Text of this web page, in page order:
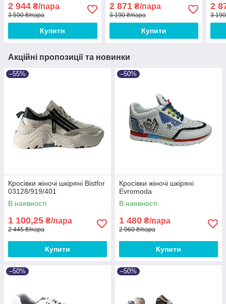
2 944 ₴/пара
3 590 ₴/пара
Купити
2 871₴/пара
3 190 ₴/пара
Купити
2
3
Акційні пропозиції та новинки
–55%
Кросівки жіночі шкіряні Bistfor
03128/919/401
В наявності
1 100,25 ₴/пара
2 445 ₴/пара
Купити
–50%
Кросівки жіночі шкіряні
Evromoda
В наявності
1 480 ₴/пара
2 960 ₴/пара
Купити
–50% –50%